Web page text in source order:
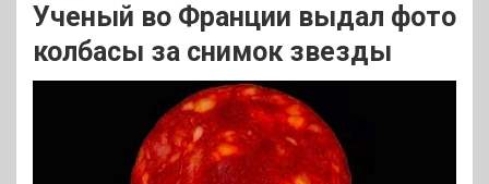
Ученый во Франции выдал фото
колбасы за снимок звезды